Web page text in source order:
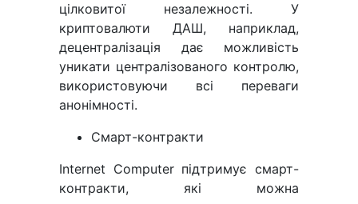
цілковитої незалежності. У
криптовалюти ДАШ, наприклад,
децентралізація дає можливість
уникати централізованого контролю,
використовуючи всі переваги
анонімності.
Смарт-контракти
Internet Computer підтримує смарт-
контракти, які можна